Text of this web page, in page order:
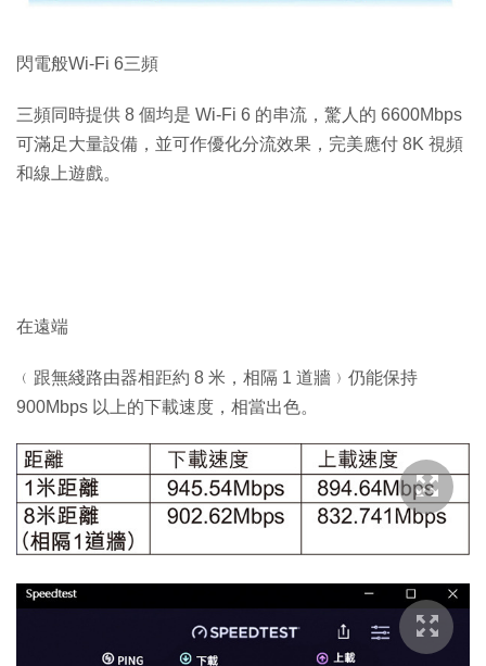
閃電般Wi-Fi 6三頻
三頻同時提供 8 個均是 Wi-Fi 6 的串流，驚人的 6600Mbps
可滿足大量設備，並可作優化分流效果，完美應付 8K 視頻
和線上遊戲。
在遠端
﹙跟無綫路由器相距約 8 米，相隔 1 道牆﹚仍能保持
900Mbps 以上的下載速度，相當出色。